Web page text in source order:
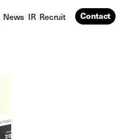
News IR Recruit Contact